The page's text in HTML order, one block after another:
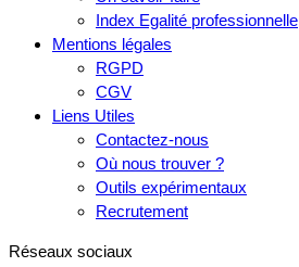
Index Egalité professionnelle
Mentions légales
RGPD
CGV
Liens Utiles
Contactez-nous
Où nous trouver ?
Outils expérimentaux
Recrutement
Réseaux sociaux